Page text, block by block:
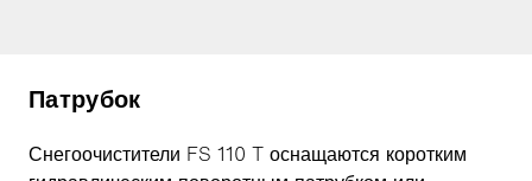
Патрубок
Снегоочистители FS 110 T оснащаются коротким